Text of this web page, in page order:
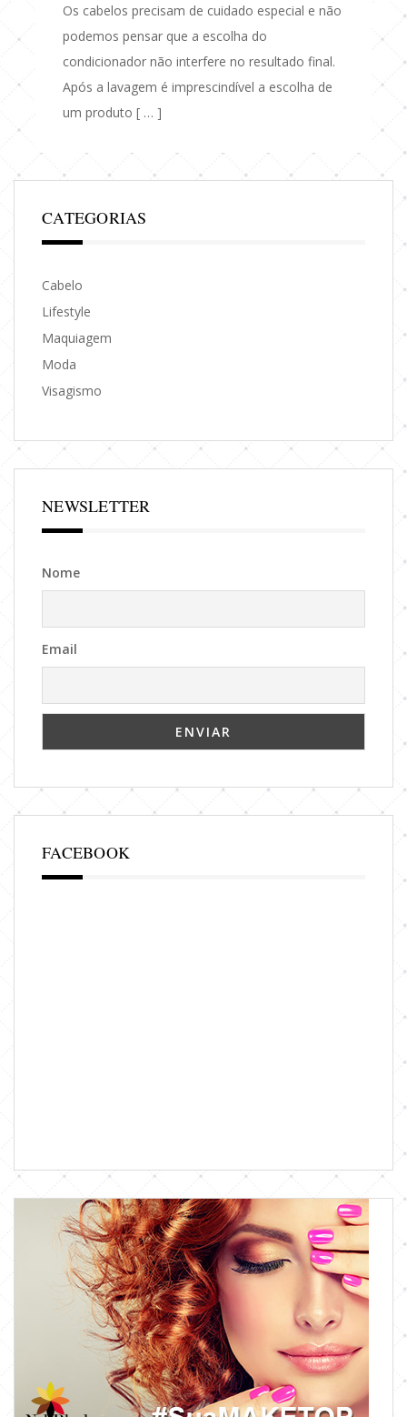
Os cabelos precisam de cuidado especial e não
podemos pensar que a escolha do
condicionador não interfere no resultado final.
Após a lavagem é imprescindível a escolha de
um produto [ … ]
CATEGORIAS
Cabelo
Lifestyle
Maquiagem
Moda
Visagismo
NEWSLETTER
Nome
Email
FACEBOOK